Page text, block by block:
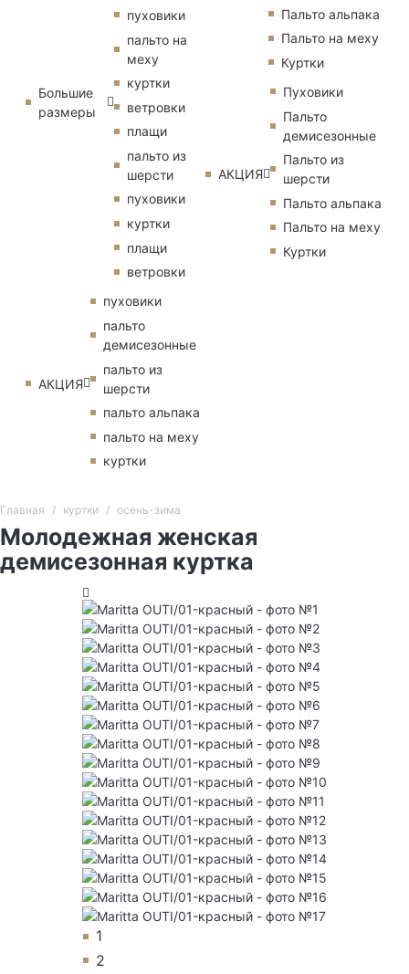
Большие
размеры
пуховики
пальто на
меху
куртки
ветровки
плащи
пальто из
шерсти
пуховики
куртки
плащи
ветровки
АКЦИЯ
пуховики
пальто
демисезонные
пальто из
шерсти
пальто альпака
пальто на меху
куртки
Пальто альпака
Пальто на меху
Куртки
АКЦИЯ
Пуховики
Пальто
демисезонные
Пальто из
шерсти
Пальто альпака
Пальто на меху
Куртки
Главная куртки осень-зима
Молодежная женская
демисезонная куртка
1
2